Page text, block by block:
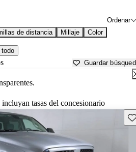
Ordenar
de distancia Millaje Color
todo
Guardar
tasas del concesionario